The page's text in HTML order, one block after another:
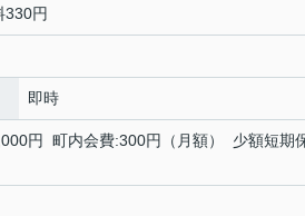
330円
即時
円 町内会費:300円（月額） 少額短期